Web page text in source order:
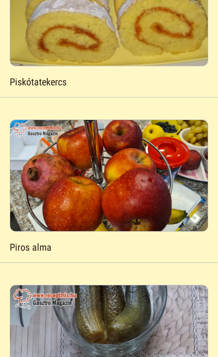
Piskótatekercs
Piros alma